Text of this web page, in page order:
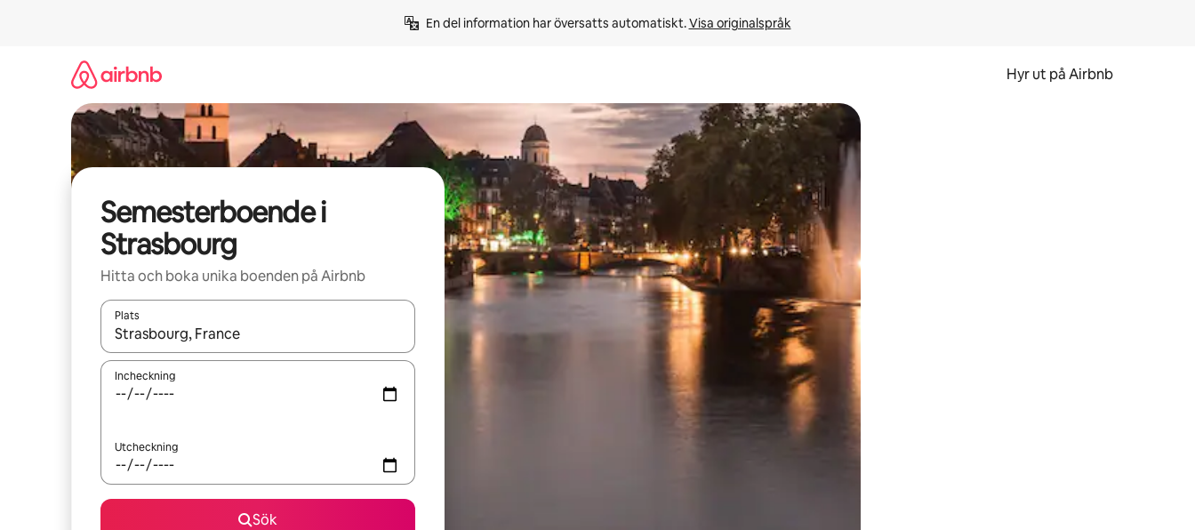
En del information har översatts automatiskt. Visa originalspråk
Hyr ut på Airbnb
Semesterboende i
Strasbourg
Hitta och boka unika boenden på Airbnb
Plats
När resultaten är tillgängliga kan du navigera med upp- och nedåtpilarna eller utforska genom att trycka eller svepa.
Incheckning
Utcheckning
Sök